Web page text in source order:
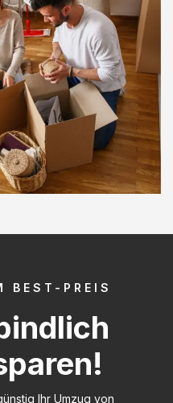
BEST-PREIS
Ihr Umzug von